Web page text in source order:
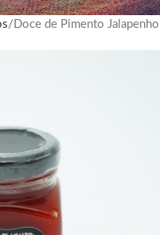
Doce de Pimento